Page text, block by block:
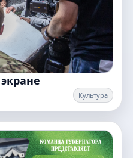
Культура